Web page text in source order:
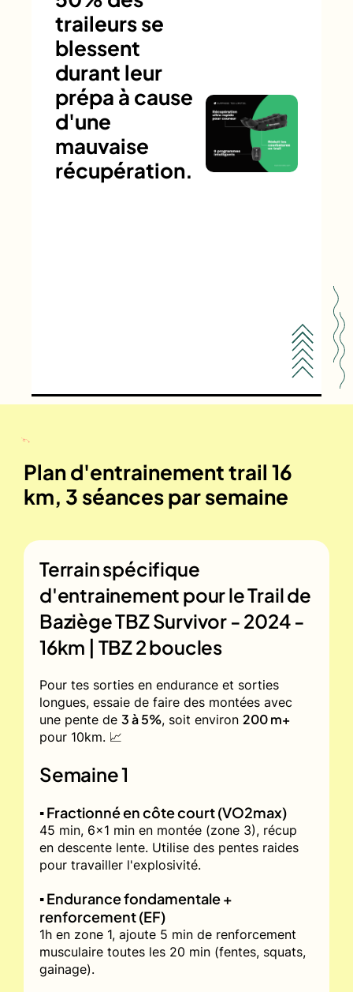
traileurs se
blessent
durant leur
prépa à cause
d'une
mauvaise
récupération.
Plan d'entrainement trail 16
km, 3 séances par semaine
Terrain spécifique
d'entrainement pour leTrail de
Baziège TBZ Survivor - 2024 -
16km | TBZ 2 boucles
Pour tes sorties en endurance et sorties
longues, essaie de faire des montées avec
une pente de 3 à 5%, soit environ 200 m+
pour 10km. 📈
Semaine 1
▪️ Fractionné en côte court (VO2max)
45 min, 6x1 min en montée (zone 3), récup
en descente lente. Utilise des pentes raides
pour travailler l'explosivité.
▪️ Endurance fondamentale +
renforcement (EF)
1h en zone 1, ajoute 5 min de renforcement
musculaire toutes les 20 min (fentes, squats,
gainage).